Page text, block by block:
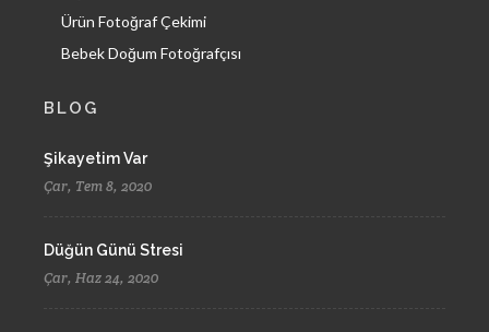
Ürün Fotoğraf Çekimi
Bebek Doğum Fotoğrafçısı
BLOG
Şikayetim Var
Çar, Tem 8, 2020
Düğün Günü Stresi
Çar, Haz 24, 2020